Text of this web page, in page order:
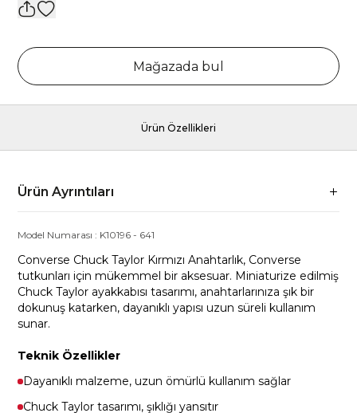
Mağazada bul
Ürün Özellikleri
Ürün Ayrıntıları
Model Numarası : K10196 - 641
Converse Chuck Taylor Kırmızı Anahtarlık, Converse
tutkunları için mükemmel bir aksesuar. Miniaturize edilmiş
Chuck Taylor ayakkabısı tasarımı, anahtarlarınıza şık bir
dokunuş katarken, dayanıklı yapısı uzun süreli kullanım
sunar.
Teknik Özellikler
Dayanıklı malzeme, uzun ömürlü kullanım sağlar
Chuck Taylor tasarımı, şıklığı yansıtır